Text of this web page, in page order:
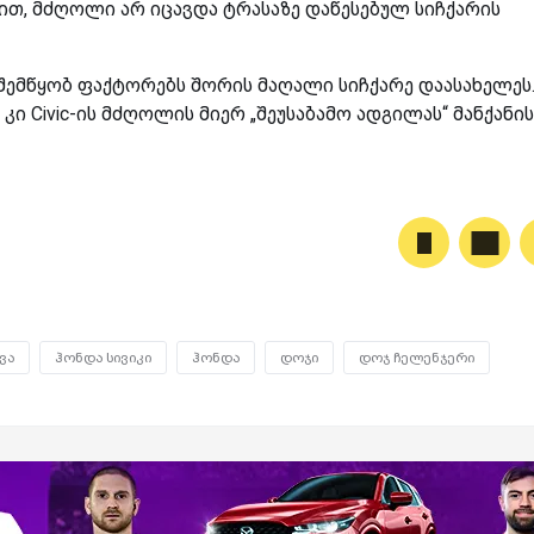
მძღოლი არ იცავდა ტრასაზე დაწესებულ სიჩქარის
ფაქტორებს შორის მაღალი სიჩქარე დაასახელეს.
Civic-ის მძღოლის მიერ „შეუსაბამო ადგილას“ მანქანის
ჰონდა სივიკი ჰონდა დოჯი დოჯ ჩელენჯერი